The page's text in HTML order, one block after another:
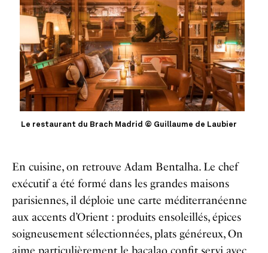
Le restaurant du Brach Madrid © Guillaume de Laubier
En cuisine, on retrouve Adam Bentalha. Le chef
exécutif a été formé dans les grandes maisons
parisiennes, il déploie une carte méditerranéenne
aux accents d’Orient : produits ensoleillés, épices
soigneusement sélectionnées, plats généreux, On